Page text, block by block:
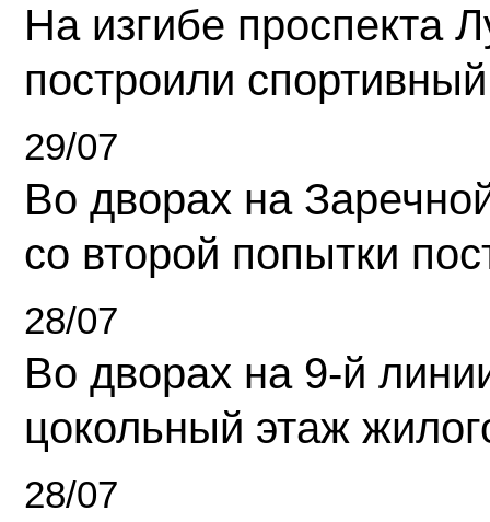
На изгибе проспекта
построили
29/07
Во дворах на
со второй попытки
28/07
Во дворах на 9-й
цокольный этаж
28/07